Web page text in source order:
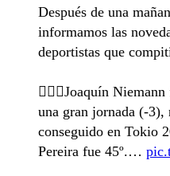
Después de una
informamos las
deportistas que
🏌🏽‍♂️Joaquín
una gran jornada (-
conseguido en
Pereira fue 45º.…